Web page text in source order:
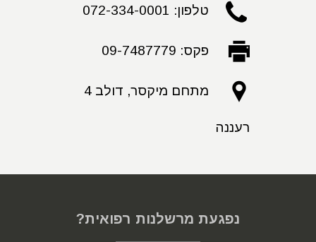
טלפון: 072-334-0001
פקס: 09-7487779
מתחם מיקסר, דולב 4
רעננה
נפגעת מרשלנות רפואית?